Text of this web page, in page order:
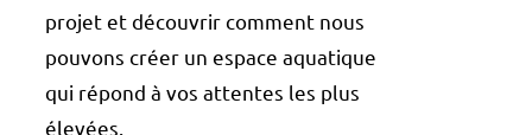
projet et découvrir comment nous
pouvons créer un espace aquatique
qui répond à vos attentes les plus
élevées.